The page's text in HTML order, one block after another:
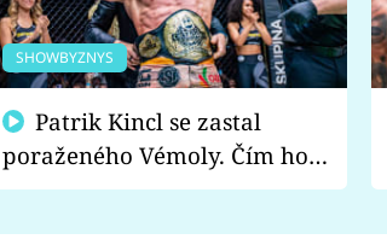
SHOWBYZNYS
poraženého Vémoly. Čím ho
fanoušci naštvali?